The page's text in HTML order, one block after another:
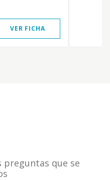
VER FICHA
preguntas que se